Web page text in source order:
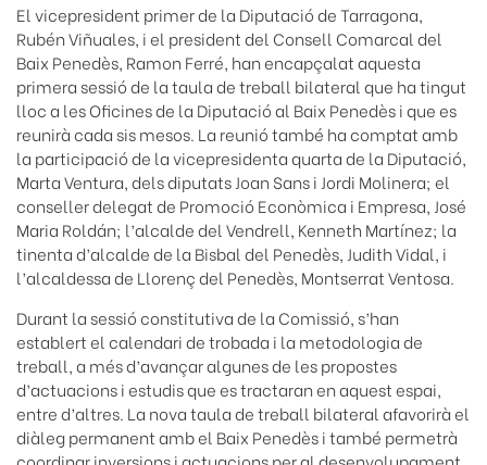
El vicepresident primer de la Diputació de Tarragona,
Rubén Viñuales, i el president del Consell Comarcal del
Baix Penedès, Ramon Ferré, han encapçalat aquesta
primera sessió de la taula de treball bilateral que ha tingut
lloc a les Oficines de la Diputació al Baix Penedès i que es
reunirà cada sis mesos. La reunió també ha comptat amb
la participació de la vicepresidenta quarta de la Diputació,
Marta Ventura, dels diputats Joan Sans i Jordi Molinera; el
conseller delegat de Promoció Econòmica i Empresa, José
Maria Roldán; l’alcalde del Vendrell, Kenneth Martínez; la
tinenta d’alcalde de la Bisbal del Penedès, Judith Vidal, i
l’alcaldessa de Llorenç del Penedès, Montserrat Ventosa.
Durant la sessió constitutiva de la Comissió, s’han
establert el calendari de trobada i la metodologia de
treball, a més d’avançar algunes de les propostes
d’actuacions i estudis que es tractaran en aquest espai,
entre d’altres. La nova taula de treball bilateral afavorirà el
diàleg permanent amb el Baix Penedès i també permetrà